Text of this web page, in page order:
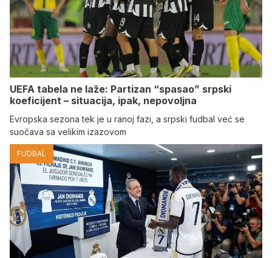
UEFA tabela ne laže: Partizan “spasao” srpski
koeficijent – situacija, ipak, nepovoljna
Evropska sezona tek je u ranoj fazi, a srpski fudbal već se
suočava sa velikim izazovom
FUDBAL